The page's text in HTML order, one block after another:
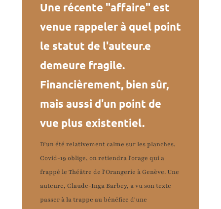
Une récente "affaire" est
venue rappeler à quel point
le statut de l'auteur.e
demeure fragile.
Financièrement, bien sûr,
mais aussi d'un point de
vue plus existentiel.
D'un été relativement calme sur les planches,
Covid-19 oblige, on retiendra l'orage qui a
frappé le Théâtre de l'Orangerie à Genève. Une
auteure, Claude-Inga Barbey, a vu son texte
passer à la trappe au bénéfice d'une